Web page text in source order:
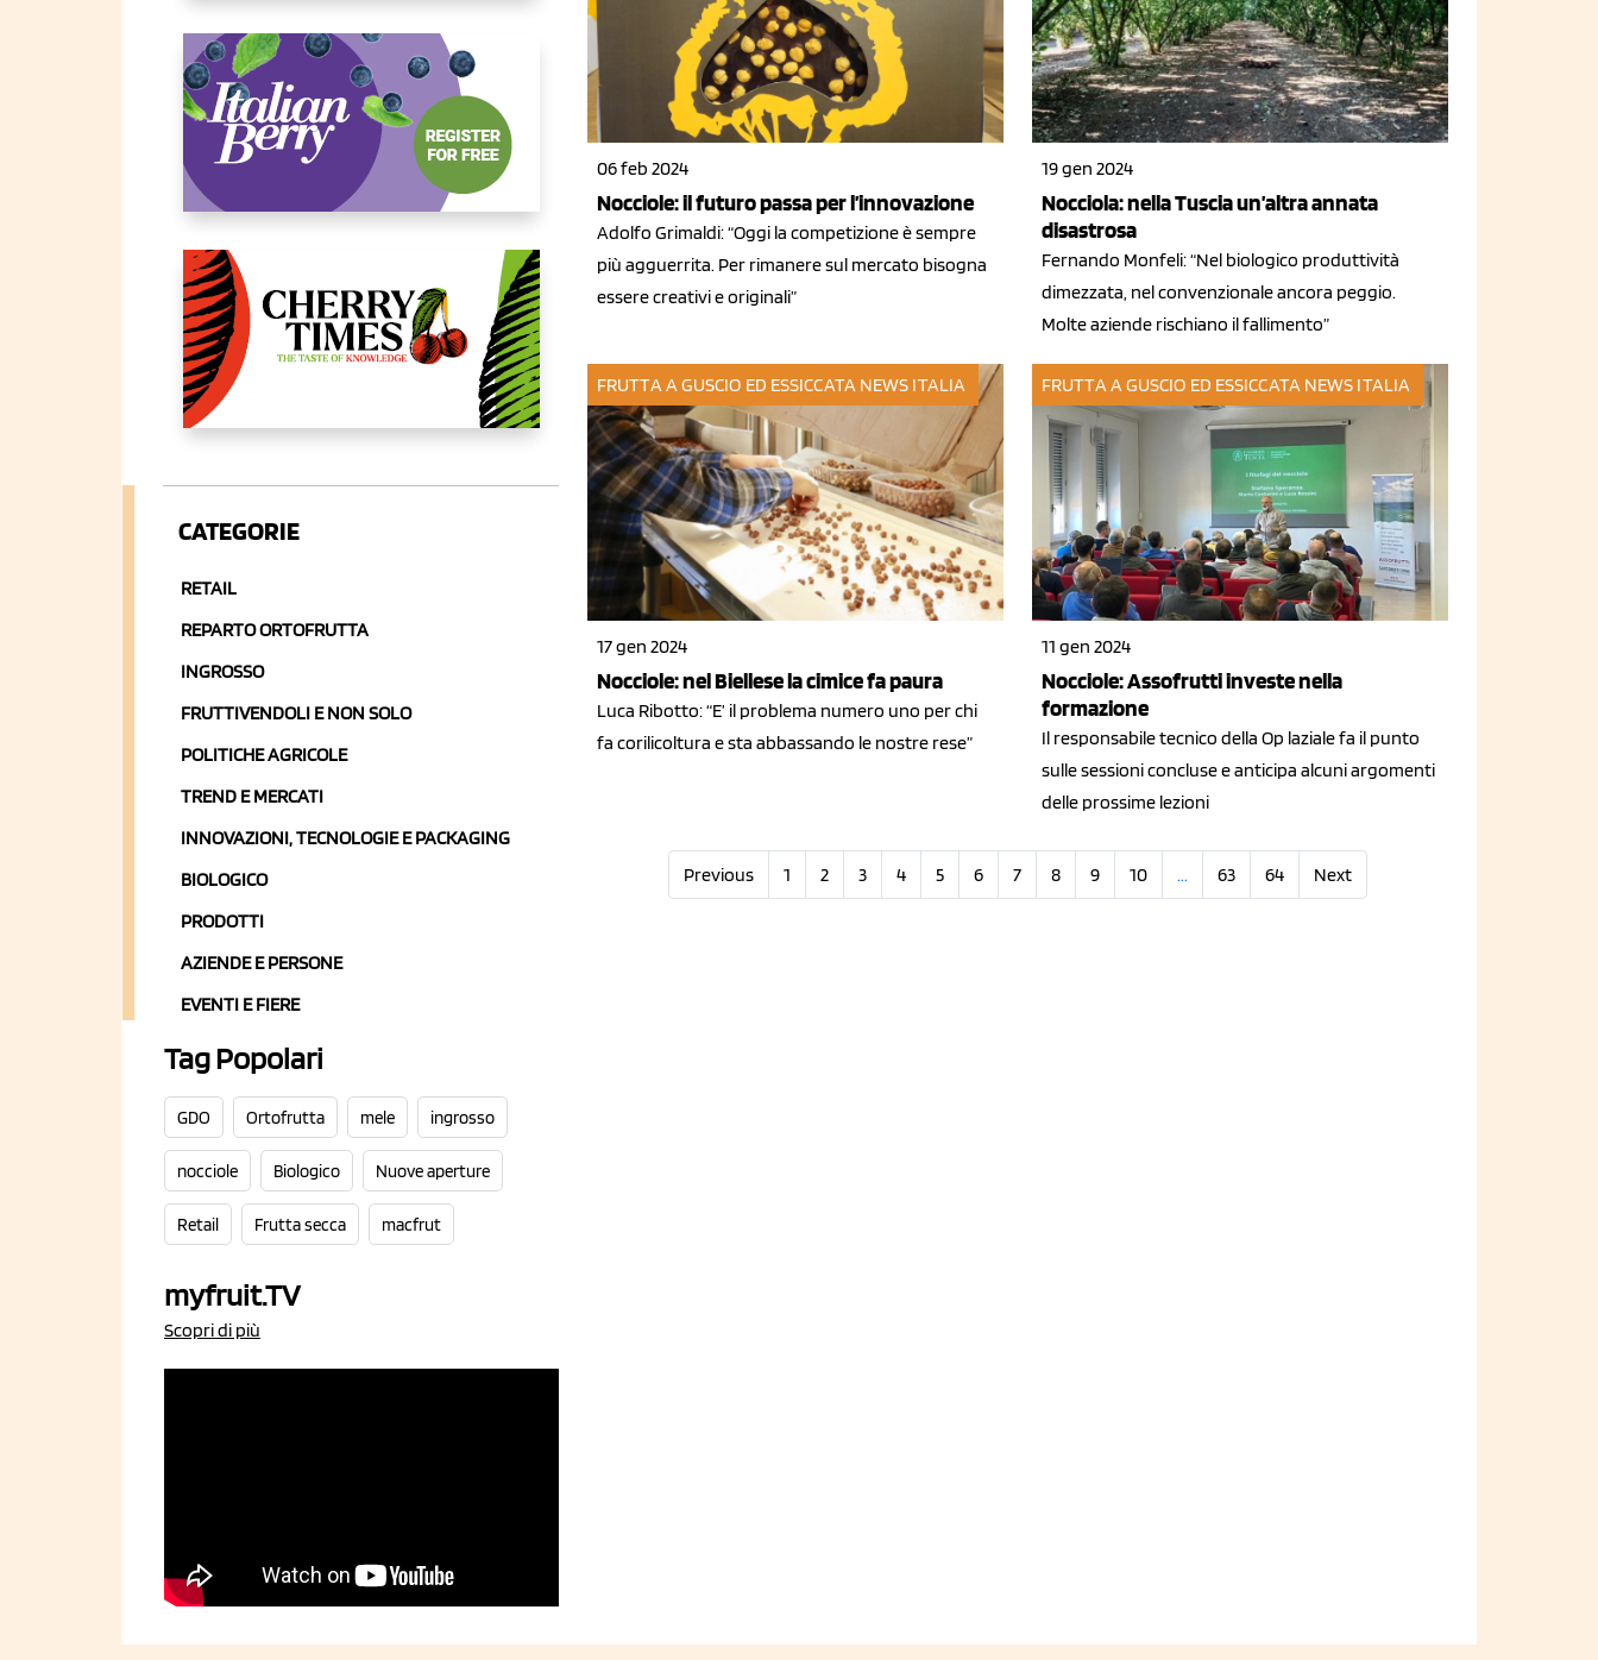
CATEGORIE
RETAIL
REPARTO ORTOFRUTTA
INGROSSO
FRUTTIVENDOLI E NON SOLO
POLITICHE AGRICOLE
TREND E MERCATI
INNOVAZIONI, TECNOLOGIE E PACKAGING
BIOLOGICO
PRODOTTI
AZIENDE E PERSONE
EVENTI E FIERE
Tag Popolari
GDO Ortofrutta mele ingrosso
nocciole Biologico Nuove aperture
Retail Frutta secca macfrut
myfruit.TV
Scopri di più
06 feb 2024
Nocciole: il futuro passa per l’innovazione
Adolfo Grimaldi: “Oggi la competizione è sempre
più agguerrita. Per rimanere sul mercato bisogna
essere creativi e originali”
19 gen 2024
Nocciola: nella Tuscia un’altra annata
disastrosa
Fernando Monfeli: “Nel biologico produttività
dimezzata, nel convenzionale ancora peggio.
Molte aziende rischiano il fallimento”
FRUTTA A GUSCIO ED ESSICCATA NEWS ITALIA
17 gen 2024
Nocciole: nel Biellese la cimice fa paura
Luca Ribotto: “E’ il problema numero uno per chi
fa corilicoltura e sta abbassando le nostre rese”
FRUTTA A GUSCIO ED ESSICCATA NEWS ITALIA
11 gen 2024
Nocciole: Assofrutti investe nella
formazione
Il responsabile tecnico della Op laziale fa il punto
sulle sessioni concluse e anticipa alcuni argomenti
delle prossime lezioni
Previous 1 2 3 4 5 6 7 8 9 10 ... 63 64 Next